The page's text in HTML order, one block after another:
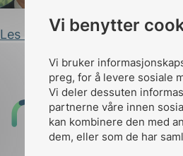
Vi benytter
Vi bruker
preg, for å levere sosiale
Vi deler dessuten
partnerne våre innen
kan kombinere den med
dem, eller som de har
Les innlegg